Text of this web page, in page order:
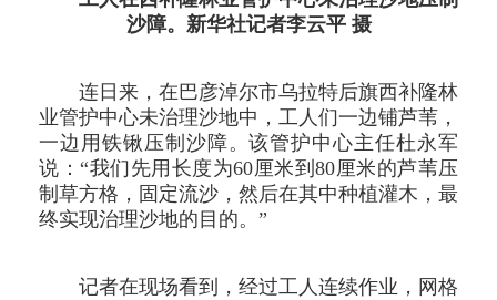
沙障。新华社记者李云平 摄
连日来，在巴彦淖尔市乌拉特后旗西补隆林
业管护中心未治理沙地中，工人们一边铺芦苇，
一边用铁锹压制沙障。该管护中心主任杜永军
说：“我们先用长度为60厘米到80厘米的芦苇压
制草方格，固定流沙，然后在其中种植灌木，最
终实现治理沙地的目的。”
记者在现场看到，经过工人连续作业，网格